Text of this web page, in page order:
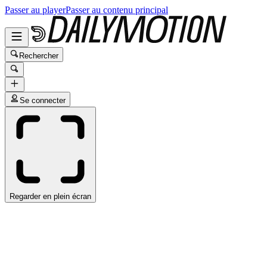
Passer au playerPasser au contenu principal
Rechercher
Se connecter
Regarder en plein écran